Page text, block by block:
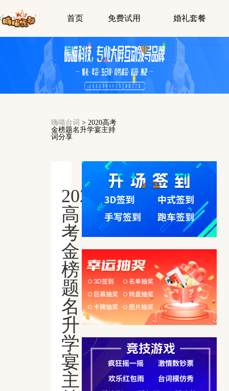
首页 免费试用 婚礼套餐
嗨喵台词 > 2020高考
金榜题名升学宴主持
词分享
2020
高
考
金
榜
题
名
升
学
宴
主